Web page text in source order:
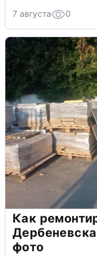
7 августа 0
Как
фото